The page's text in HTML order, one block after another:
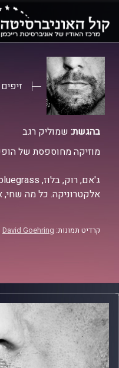
התפריט
הראשי
התוכן
הראשי
זיפים
בהגשת: שמוליק רגב
מוזיקה מחוספסת של
אלקטרוניקה. כל מה שחי,
קרדיט תמונות: David Goehring